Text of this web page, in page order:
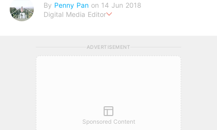
By Penny Pan on 14 Jun 2018
Digital Media Editor
ADVERTISEMENT
Sponsored Content